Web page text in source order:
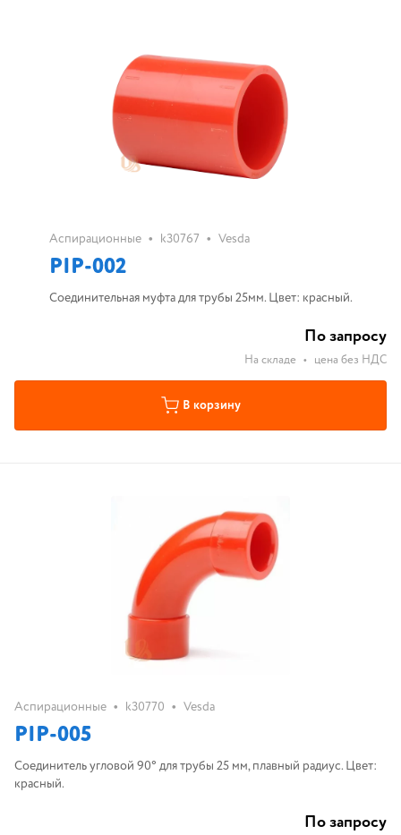
Аспирационные • k30767 • Vesda
PIP-002
Соединительная муфта для трубы 25мм. Цвет: красный.
По запросу
На складе • цена без НДС
В корзину
Аспирационные • k30770 • Vesda
PIP-005
Соединитель угловой 90° для трубы 25 мм, плавный радиус. Цвет:
красный.
По запросу